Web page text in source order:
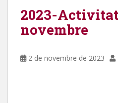
2023-
novembre
2 de novembre de 2023